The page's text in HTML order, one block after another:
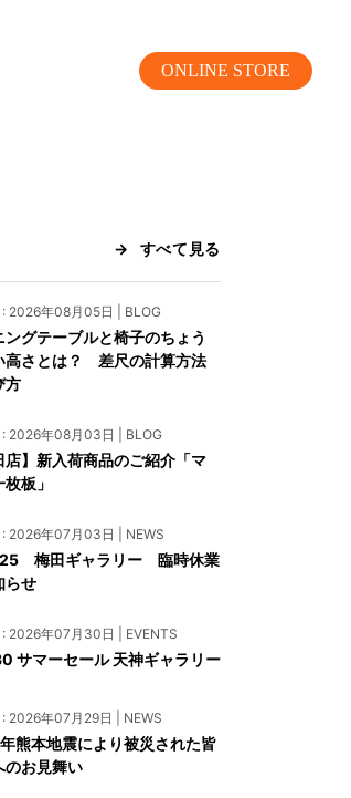
ONLINE STORE
よくあるご質問
お問い合わせ
資料請求
工務店様・設計会社様向けお問い合わせ
一枚板買い取りに関して
すべて見る
: 2026年08月05日 | BLOG
ングテーブルと椅子のちょう
高さとは？ 差尺の計算方法
方
: 2026年08月03日 | BLOG
店】新入荷商品のご紹介「マ
板」
: 2026年07月03日 | NEWS
梅田ギャラリー 臨時休業
らせ
: 2026年07月30日 | EVENTS
サマーセール 天神ギャラリー
2026年07月29日 | NEWS
熊本地震により被災された皆
のお見舞い